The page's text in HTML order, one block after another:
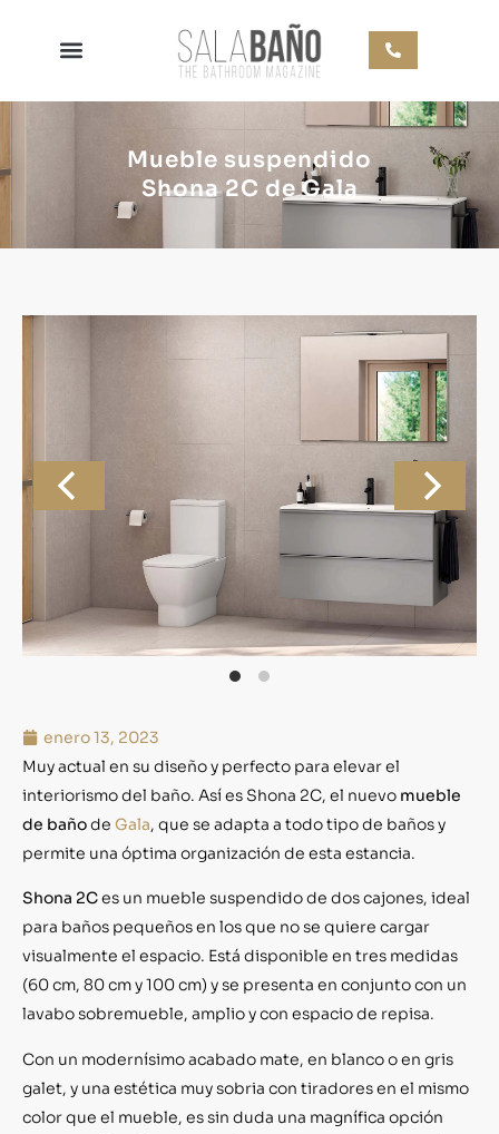
Mueble suspendido
Shona 2C de Gala
enero 13, 2023
Muy actual en su diseño y perfecto para elevar el
interiorismo del baño. Así es Shona 2C, el nuevo mueble
de bañode Gala, que se adapta a todo tipo de baños y
permite una óptima organización de esta estancia.
Shona 2Ces un mueble suspendido de dos cajones, ideal
para baños pequeños en los que no se quiere cargar
visualmente el espacio. Está disponible en tres medidas
(60 cm, 80 cm y 100 cm) y se presenta en conjunto con un
lavabo sobremueble, amplio y con espacio de repisa.
Con un modernísimo acabado mate, en blanco o en gris
galet, y una estética muy sobria con tiradores en el mismo
color que el mueble, es sin duda una magnífica opción